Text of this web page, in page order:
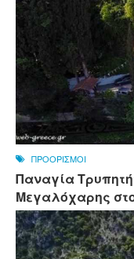
ΠΡΟΟΡΙΣΜΟΙ
Παναγία
Μεγαλόχαρης